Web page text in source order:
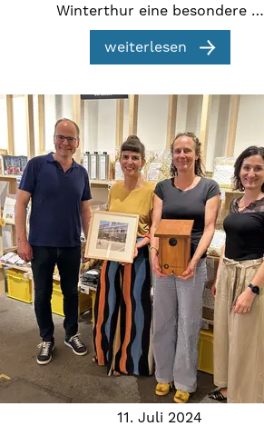
Winterthur eine besondere …
weiterlesen
11. Juli 2024